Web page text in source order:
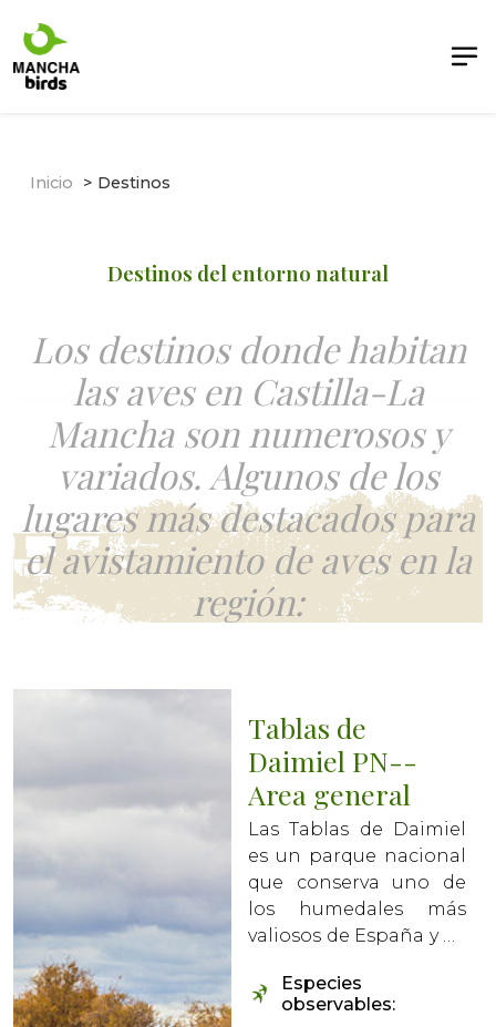
Inicio Destinos
Destinos del entorno natural
Los destinos donde habitan
las aves en Castilla-La
Mancha son numerosos y
variados. Algunos de los
lugares más destacados para
el avistamiento de aves en la
región:
Tablas de
Daimiel PN--
Area general
Las Tablas de Daimiel
es un parque nacional
que conserva uno de
los humedales más
valiosos de España y de
ecosistema único que
se forma por la unión
Especies
observables: